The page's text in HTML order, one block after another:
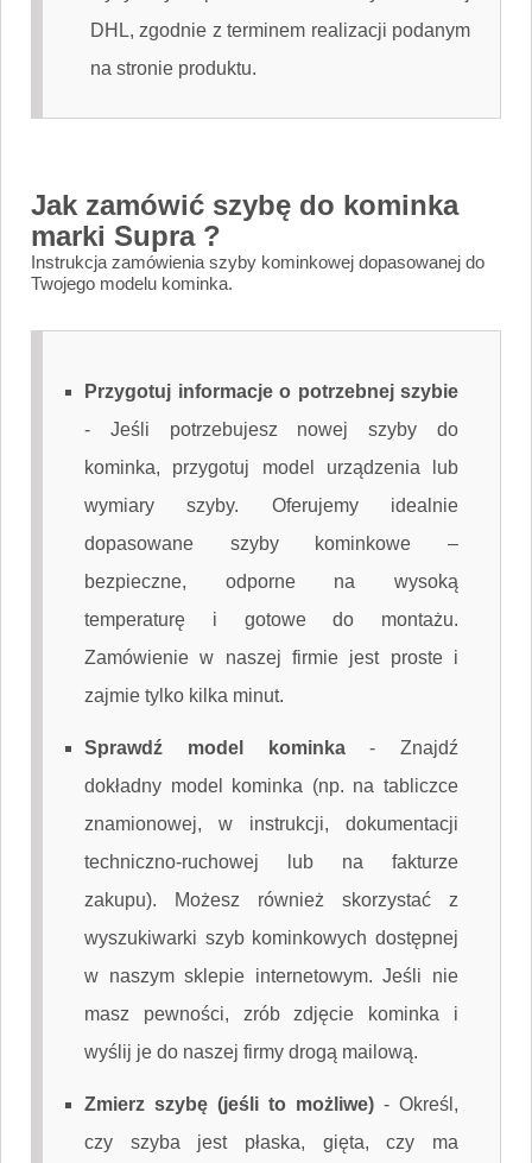
DHL, zgodnie z terminem realizacji podanym
na stronie produktu.
Jak zamówić szybę do kominka
marki Supra ?
Instrukcja zamówienia szyby kominkowej dopasowanej do
Twojego modelu kominka.
Przygotuj informacje o potrzebnej szybie
- Jeśli potrzebujesz nowej szyby do
kominka, przygotuj model urządzenia lub
wymiary szyby. Oferujemy idealnie
dopasowane szyby kominkowe –
bezpieczne, odporne na wysoką
temperaturę i gotowe do montażu.
Zamówienie w naszej firmie jest proste i
zajmie tylko kilka minut.
Sprawdź model kominka- Znajdź
dokładny model kominka (np. na tabliczce
znamionowej, w instrukcji, dokumentacji
techniczno-ruchowej lub na fakturze
zakupu). Możesz również skorzystać z
wyszukiwarki szyb kominkowych dostępnej
w naszym sklepie internetowym. Jeśli nie
masz pewności, zrób zdjęcie kominka i
wyślij je do naszej firmy drogą mailową.
Zmierz szybę (jeśli to możliwe) - Określ,
czy szyba jest płaska, gięta, czy ma